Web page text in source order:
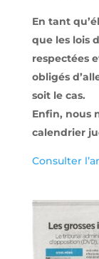
En tant
que les lois
respectées
obligés
soit le cas.
Enfin, nous
calendrier
Consulter